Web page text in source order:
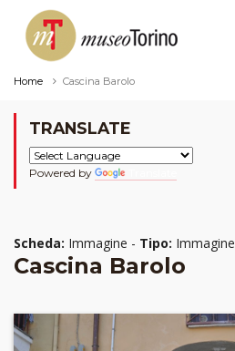
Home Cascina Barolo
TRANSLATE
Powered by
Scheda: Immagine - Tipo: Immagine
Cascina Barolo